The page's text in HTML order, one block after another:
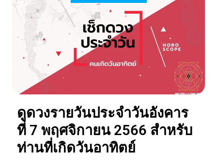
ดูดวงรายวันประจำวันอังคาร
ที่ 7 พฤศจิกายน 2566 สำหรับ
ท่านที่เกิดวันอาทิตย์